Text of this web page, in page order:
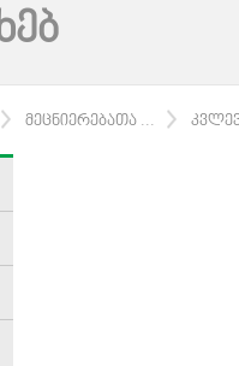
ᲛᲔᲪᲜᲘᲔᲠᲔᲑᲐᲗᲐ ...